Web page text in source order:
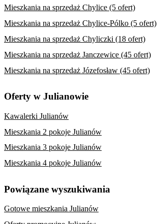
Mieszkania na sprzedaż Chylice (5 ofert)
Mieszkania na sprzedaż Chylice-Pólko (5 ofert)
Mieszkania na sprzedaż Chyliczki (18 ofert)
Mieszkania na sprzedaż Janczewice (45 ofert)
Mieszkania na sprzedaż Józefosław (45 ofert)
Oferty w Julianowie
Kawalerki Julianów
Mieszkania 2 pokoje Julianów
Mieszkania 3 pokoje Julianów
Mieszkania 4 pokoje Julianów
Powiązane wyszukiwania
Gotowe mieszkania Julianów